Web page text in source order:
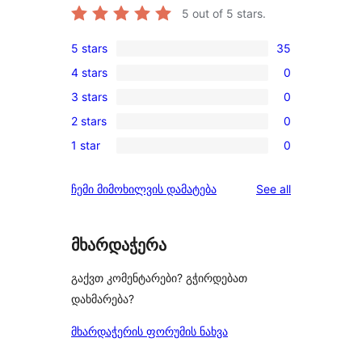
5 out of 5 stars.
35
5-
star
reviews
5 stars 35
0
4-
star
reviews
4 stars 0
0
3-
star
3 stars 0
0
2-
reviews
2 stars 0
0
star
1 star 0
ჩემი მიმოხილვის დამატება See allreviews
მხარდაჭერა
გაქვთ კომენტარები? გჭირდებათ
დახმარება?
მხარდაჭერის ფორუმის ნახვა